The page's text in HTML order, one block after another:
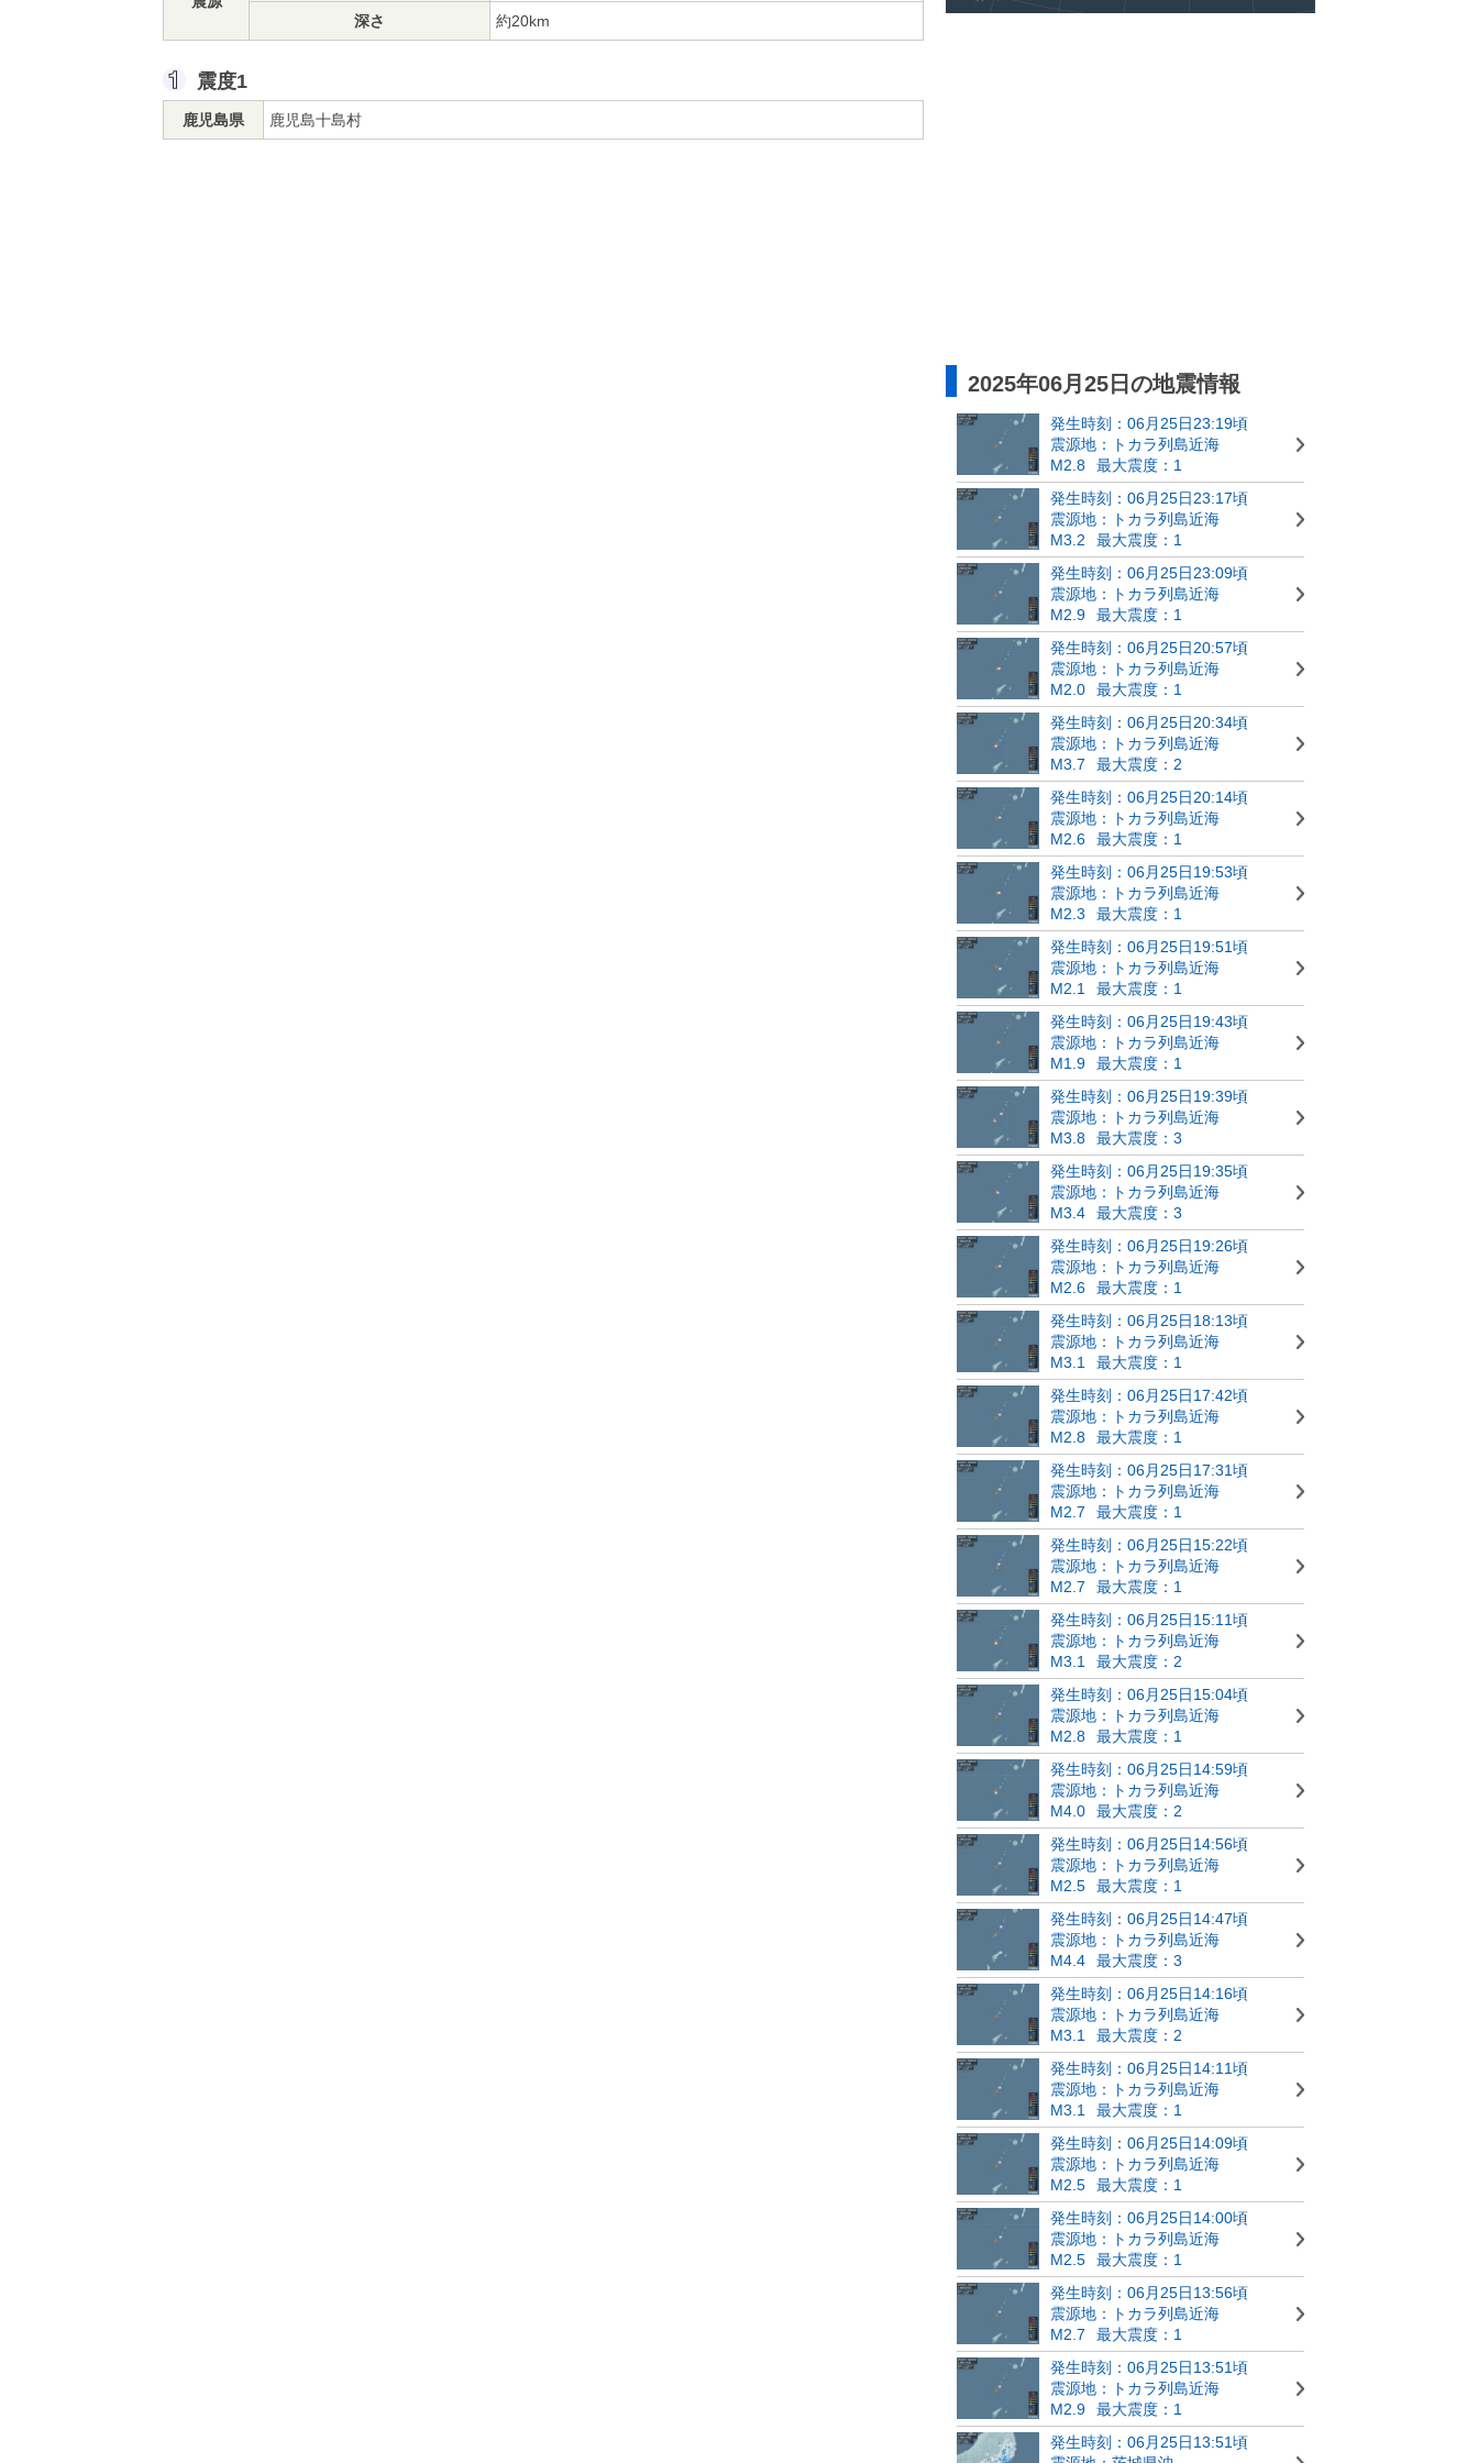
深さ
約20km
震度1
鹿児島県 鹿児島十島村
2025年06月25日の地震情報
発生時刻：06月25日23:19頃
震源地：トカラ列島近海
M2.8
最大震度：1
発生時刻：06月25日23:17頃
震源地：トカラ列島近海
M3.2
最大震度：1
発生時刻：06月25日23:09頃
震源地：トカラ列島近海
M2.9
最大震度：1
発生時刻：06月25日20:57頃
震源地：トカラ列島近海
M2.0
最大震度：1
発生時刻：06月25日20:34頃
震源地：トカラ列島近海
M3.7
最大震度：2
発生時刻：06月25日20:14頃
震源地：トカラ列島近海
M2.6
最大震度：1
発生時刻：06月25日19:53頃
震源地：トカラ列島近海
M2.3
最大震度：1
発生時刻：06月25日19:51頃
震源地：トカラ列島近海
M2.1
最大震度：1
発生時刻：06月25日19:43頃
震源地：トカラ列島近海
M1.9
最大震度：1
発生時刻：06月25日19:39頃
震源地：トカラ列島近海
M3.8
最大震度：3
発生時刻：06月25日19:35頃
震源地：トカラ列島近海
M3.4
最大震度：3
発生時刻：06月25日19:26頃
震源地：トカラ列島近海
M2.6
最大震度：1
発生時刻：06月25日18:13頃
震源地：トカラ列島近海
M3.1
最大震度：1
発生時刻：06月25日17:42頃
震源地：トカラ列島近海
M2.8
最大震度：1
発生時刻：06月25日17:31頃
震源地：トカラ列島近海
M2.7
最大震度：1
発生時刻：06月25日15:22頃
震源地：トカラ列島近海
M2.7
最大震度：1
発生時刻：06月25日15:11頃
震源地：トカラ列島近海
M3.1
最大震度：2
発生時刻：06月25日15:04頃
震源地：トカラ列島近海
M2.8
最大震度：1
発生時刻：06月25日14:59頃
震源地：トカラ列島近海
M4.0
最大震度：2
発生時刻：06月25日14:56頃
震源地：トカラ列島近海
M2.5
最大震度：1
発生時刻：06月25日14:47頃
震源地：トカラ列島近海
M4.4
最大震度：3
発生時刻：06月25日14:16頃
震源地：トカラ列島近海
M3.1
最大震度：2
発生時刻：06月25日14:11頃
震源地：トカラ列島近海
M3.1
最大震度：1
発生時刻：06月25日14:09頃
震源地：トカラ列島近海
M2.5
最大震度：1
発生時刻：06月25日14:00頃
震源地：トカラ列島近海
M2.5
最大震度：1
発生時刻：06月25日13:56頃
震源地：トカラ列島近海
M2.7
最大震度：1
発生時刻：06月25日13:51頃
震源地：トカラ列島近海
M2.9
最大震度：1
発生時刻：06月25日13:51頃